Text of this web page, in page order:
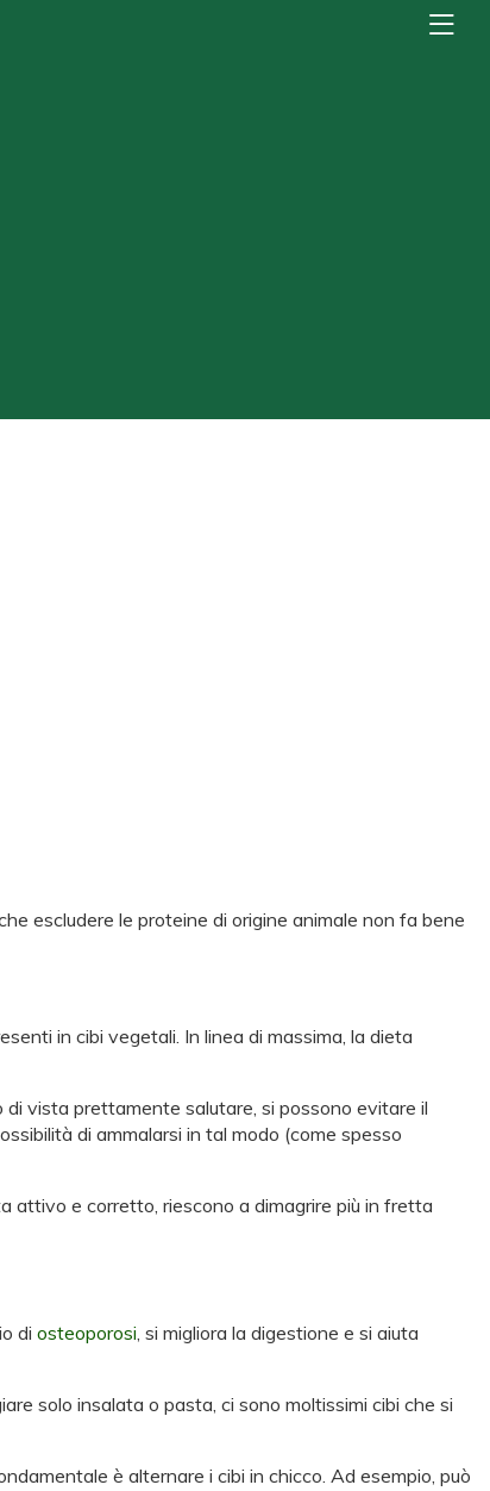
escludere le proteine di origine animale non fa bene
in cibi vegetali. In linea di massima, la dieta
di vista prettamente salutare, si possono evitare il
di ammalarsi in tal modo (come spesso
attivo e corretto, riescono a dimagrire più in fretta
di osteoporosi , si migliora la digestione e si aiuta
solo insalata o pasta, ci sono moltissimi cibi che si
è alternare i cibi in chicco. Ad esempio, può